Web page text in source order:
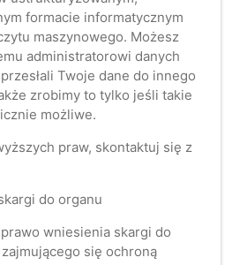
formacie informatycznym
maszynowego. Możesz
administratorowi danych
Twoje dane do innego
zrobimy to tylko jeśli takie
możliwe.
praw, skontaktuj się z
do organu
wniesienia skargi do
się ochroną